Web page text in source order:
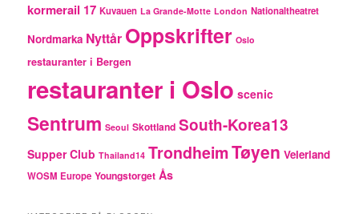
kormerail 17 Kuvauen La Grande-Motte London Nationaltheatret
Nordmarka Nyttår Oppskrifter Oslo
restauranter i Bergen
restauranter i Oslo scenic
Sentrum Seoul Skottland South-Korea13
Supper Club Thailand14 TrondheimTøyen Veierland
WOSM Europe Youngstorget Ås